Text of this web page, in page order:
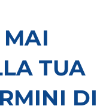
MAI
TUA
DI